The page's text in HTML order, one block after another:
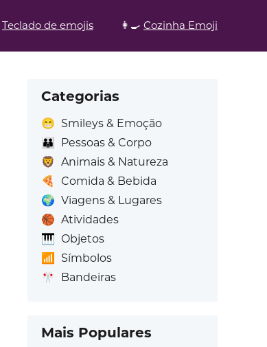
Teclado de emojis 👩‍🍳 Cozinha Emoji
Categorias
😁 Smileys & Emoção
👪
Pessoas & Corpo
🦁 Animais & Natureza
🍕
Comida & Bebida
🌍 Viagens & Lugares
🏀 Atividades
🎹 Objetos
📶
Símbolos
🎌 Bandeiras
Mais Populares